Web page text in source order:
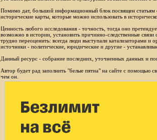
Помимо дат, большой информационный блок посвящен статьям
исторические карты, которые можно использовать в
Ценность любого исследования - точность, тогда оно
возможно в истории, установить причинно-следственные
трудно переоценить: всегда люди выступали катализаторами и
источники - политические, юридические и другие -
Данный ресурс - собрание последних, уточненных данных и
Автор будет рад заполнить "белые пятна" на сайте с помощью
чем он.